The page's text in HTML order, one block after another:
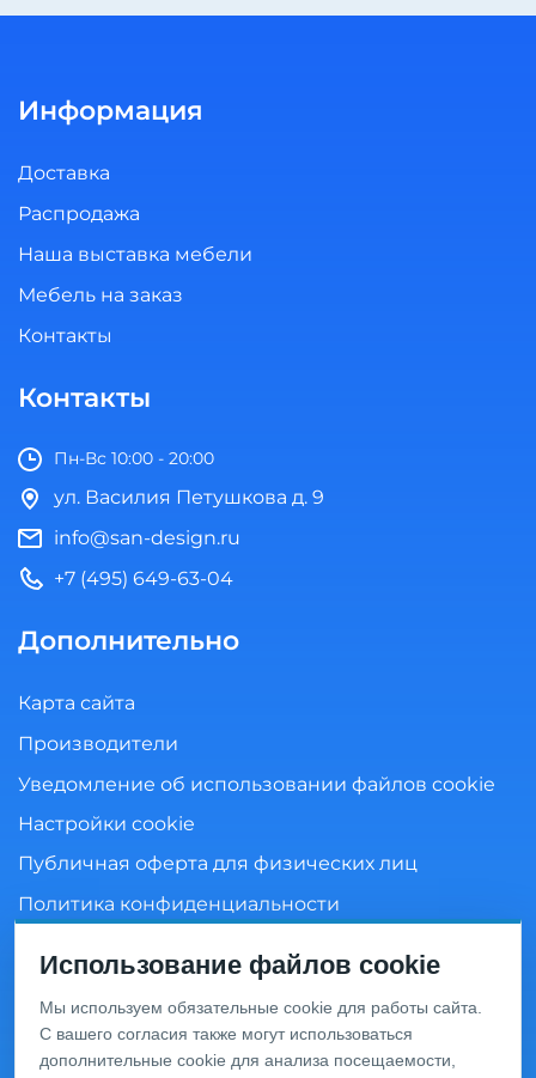
Информация
Доставка
Распродажа
Наша выставка мебели
Мебель на заказ
Контакты
Контакты
Пн-Вс 10:00 - 20:00
ул. Василия Петушкова д. 9
info@san-design.ru
+7 (495) 649-63-04
Дополнительно
Карта сайта
Производители
Уведомление об использовании файлов cookie
Настройки cookie
Публичная оферта для физических лиц
Политика конфиденциальности
Информация о ценах и товарах на данном сайте носит
информационный характер и не является публичной
Использование файлов cookie
Мы используем обязательные cookie для работы сайта.
С вашего согласия также могут использоваться
дополнительные cookie для анализа посещаемости,